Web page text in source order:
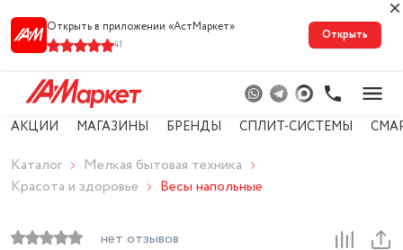
Открыть в приложении «АстМарке‪т‬»
41
Открыть
АКЦИИ МАГАЗИНЫ БРЕНДЫ СПЛИТ-СИСТЕМЫ
Каталог
Мелкая бытовая техника
Красота и здоровье
Весы напольные
нет отзывов